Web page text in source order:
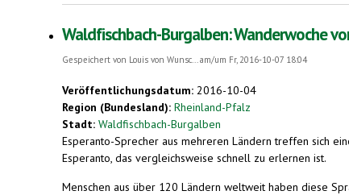
Waldfischbach-Burgalben: Wanderwoche
Gespeichert von Louis von Wunsc...am/um Fr, 2016-10-07 18:04
Veröffentlichungsdatum: 2016-10-04
Region (Bundesland): Rheinland-Pfalz
Stadt: Waldfischbach-Burgalben
Esperanto-Sprecher aus mehreren Ländern treffen sich
Esperanto, das vergleichsweise schnell zu erlernen ist.
Menschen aus über 120 Ländern weltweit haben diese